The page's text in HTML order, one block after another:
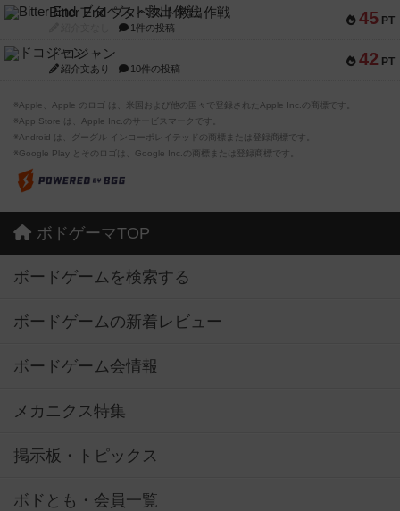
45 PT
Bitter End ブタペスト救出作戦
1件の投稿
42 PT
ドコジャン
紹介文あり 10件の投稿
※Apple、Apple のロゴ は、米国および他の国々で登録されたApple Inc.の商標です。
※App Store は、Apple Inc.のサービスマークです。
※Android は、グーグル インコーポレイテッドの商標または登録商標です。
※Google Play とそのロゴは、Google Inc.の商標または登録商標です。
ボドゲーマTOP
ボードゲームを検索する
ボードゲームの新着レビュー
ボードゲーム会情報
メカニクス特集
掲示板・トピックス
ボドとも・会員一覧